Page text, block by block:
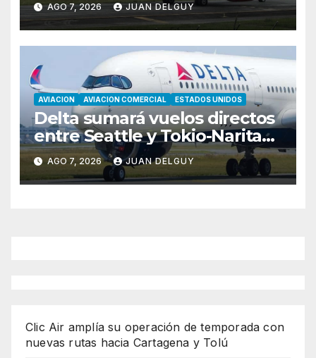
AGO 7, 2026 JUAN DELGUY
AVIACION AVIACION COMERCIAL ESTADOS UNIDOS
Delta sumará vuelos directos
entre Seattle y Tokio-Narita
desde marzo de 2027
AGO 7, 2026 JUAN DELGUY
Clic Air amplía su operación de temporada con
nuevas rutas hacia Cartagena y Tolú